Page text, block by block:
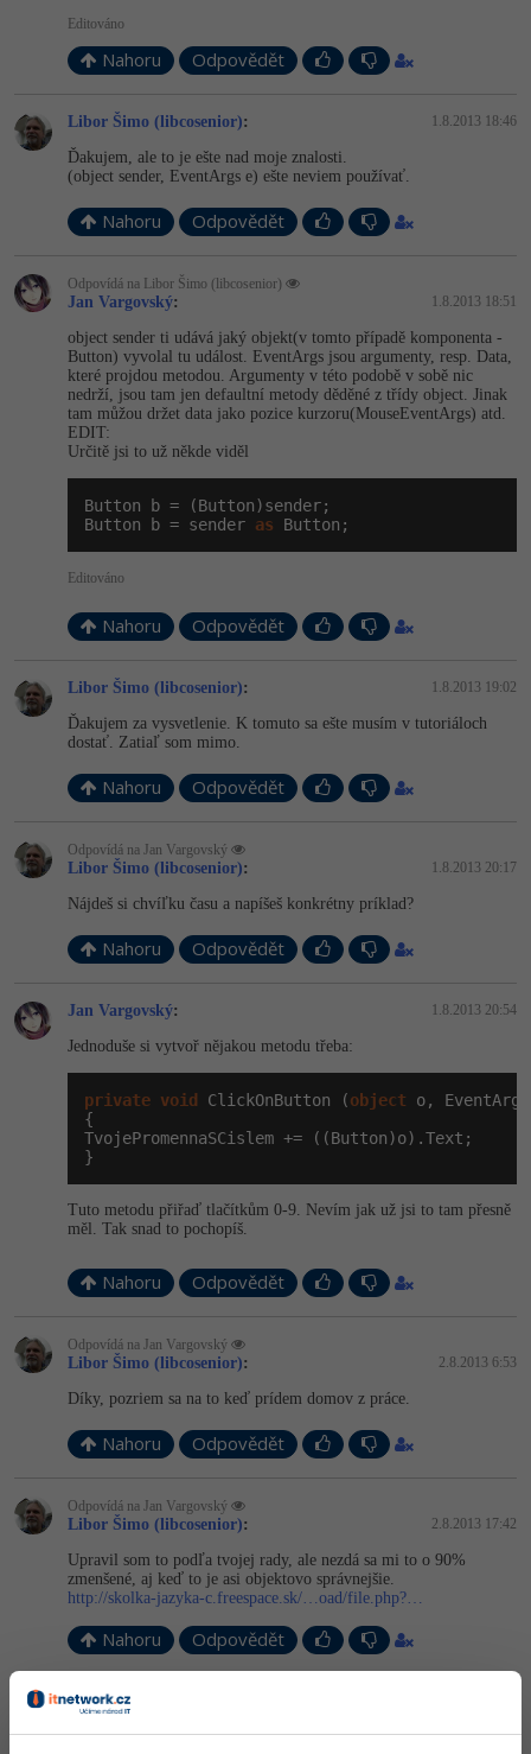
Editováno
Nahoru Odpovědět
Libor Šimo (libcosenior): 1.8.2013 18:46
Ďakujem, ale to je ešte nad moje znalosti.
(object sender, EventArgs e) ešte neviem používať.
Nahoru Odpovědět
Odpovídá na Libor Šimo (libcosenior)
Jan Vargovský: 1.8.2013 18:51
object sender ti udává jaký objekt(v tomto případě komponenta -
Button) vyvolal tu událost. EventArgs jsou argumenty, resp. Data,
které projdou metodou. Argumenty v této podobě v sobě nic
nedrží, jsou tam jen defaultní metody děděné z třídy object. Jinak
tam můžou držet data jako pozice kurzoru(Mouse­EventArgs) atd.
EDIT:
Určitě jsi to už někde viděl
Button b = (Button)sender;
Button b = sender as Button;
Editováno
Nahoru Odpovědět
Libor Šimo (libcosenior): 1.8.2013 19:02
Ďakujem za vysvetlenie. K tomuto sa ešte musím v tutoriáloch
dostať. Zatiaľ som mimo.
Nahoru Odpovědět
Odpovídá na Jan Vargovský
Libor Šimo (libcosenior): 1.8.2013 20:17
Nájdeš si chvíľku času a napíšeš konkrétny príklad?
Nahoru Odpovědět
Jan Vargovský: 1.8.2013 20:54
Jednoduše si vytvoř nějakou metodu třeba:
private void ClickOnButton (object o,
{
TvojePromennaSCislem += ((Button)o).Text;
}
Tuto metodu přiřaď tlačítkům 0-9. Nevím jak už jsi to tam přesně
měl. Tak snad to pochopíš.
Nahoru Odpovědět
Odpovídá na Jan Vargovský
Libor Šimo (libcosenior): 2.8.2013 6:53
Díky, pozriem sa na to keď prídem domov z práce.
Nahoru Odpovědět
Odpovídá na Jan Vargovský
Libor Šimo (libcosenior): 2.8.2013 17:42
Upravil som to podľa tvojej rady, ale nezdá sa mi to o 90%
zmenšené, aj keď to je asi objektovo správnejšie.
http://skolka-jazyka-c.freespace.sk/…oad/file.php?…
Nahoru Odpovědět
Odpovídá na Libor Šimo (libcosenior)